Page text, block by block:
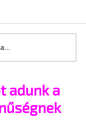
nagyobb
adunk a